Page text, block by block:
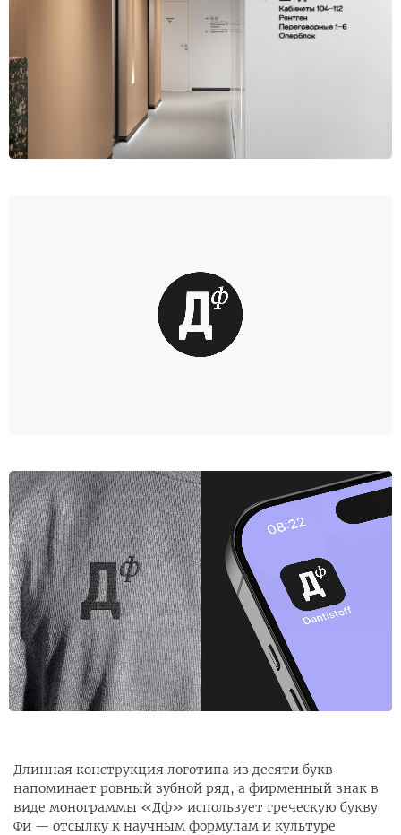
Длинная конструкция логотипа из десяти букв
напоминает ровный зубной ряд, а фирменный знак в
виде монограммы «Дф» использует греческую букву
Фи — отсылку к научным формулам и культуре